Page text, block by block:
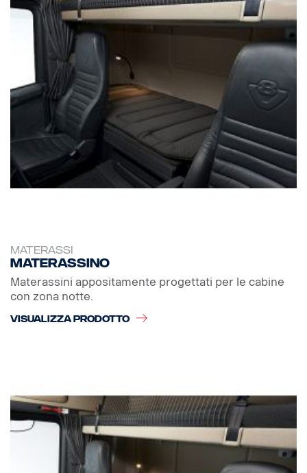
MATERASSI
Materassino
Materassini appositamente progettati per le cabine
con zona notte.
VISUALIZZA PRODOTTO